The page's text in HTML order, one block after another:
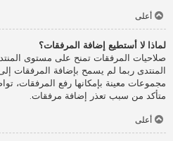
أعلى
لماذا لا أستطيع إضافة المرفقات؟
صلاحيات المرفقات تمنح على مستوى
المنتدى ربما لم يسمح بإضافة المرفقات
مجموعات معينة بإمكانها رفع المرفقات،
متأكد من سبب تعذر إضافة مرفقات.
أعلى